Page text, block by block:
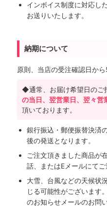
インボイス制度に対応し
お送りいたします。
納期について
原則、当店の受注確認日か
◆通常、お届け希望日のご
の当日、翌営業日、翌々営
頂いております。
銀行振込・郵便振替決済
後の発送となります。
ご注文頂きました商品が
話、またはEメールにてご
大雪、台風などの天候状
じる可能性がございます
のお知らせメールのお問